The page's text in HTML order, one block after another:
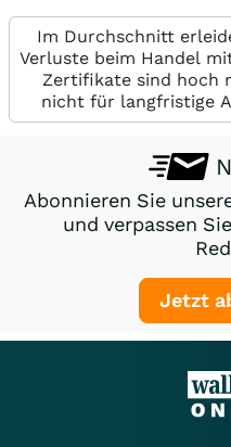
Im Durchschnitt
Verluste beim Handel
Zertifikate sind hoch
nicht für langfristige
Abonnieren Sie
und verpassen
Jetzt